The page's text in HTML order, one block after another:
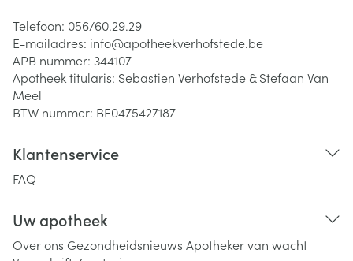
Telefoon: 056/60.29.29
E-mailadres: info@apotheekverhofstede.be
APB nummer: 344107
Apotheek titularis: Sebastien Verhofstede & Stefaan Van
Meel
BTW nummer: BE0475427187
Klantenservice
FAQ
Uw apotheek
Over ons Gezondheidsnieuws Apotheker van wacht